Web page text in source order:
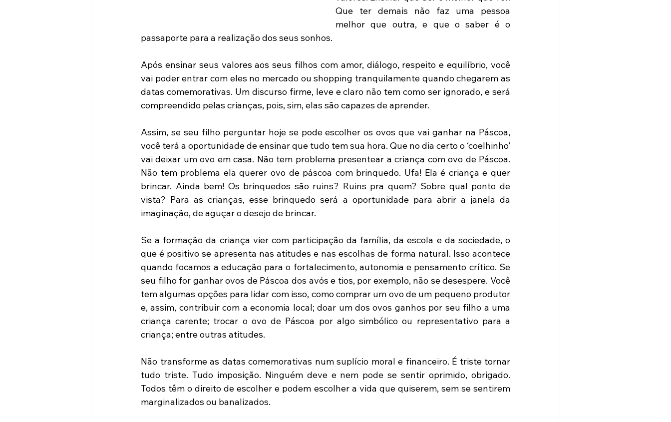
Que ter demais não faz uma pessoa
melhor que outra, e que o saber é o
passaporte para a realização dos seus sonhos.
Após ensinar seus valores aos seus filhos com amor, diálogo, respeito e equilíbrio, você
vai poder entrar com eles no mercado ou shopping tranquilamente quando chegarem as
datas comemorativas. Um discurso firme, leve e claro não tem como ser ignorado, e será
compreendido pelas crianças, pois, sim, elas são capazes de aprender.
Assim, se seu filho perguntar hoje se pode escolher os ovos que vai ganhar na Páscoa,
você terá a oportunidade de ensinar que tudo tem sua hora. Que no dia certo o ‘coelhinho’
vai deixar um ovo em casa. Não tem problema presentear a criança com ovo de Páscoa.
Não tem problema ela querer ovo de páscoa com brinquedo. Ufa! Ela é criança e quer
brincar. Ainda bem! Os brinquedos são ruins? Ruins pra quem? Sobre qual ponto de
vista? Para as crianças, esse brinquedo será a oportunidade para abrir a janela da
imaginação, de aguçar o desejo de brincar.
Se a formação da criança vier com participação da família, da escola e da sociedade, o
que é positivo se apresenta nas atitudes e nas escolhas de forma natural. Isso acontece
quando focamos a educação para o fortalecimento, autonomia e pensamento crítico. Se
seu filho for ganhar ovos de Páscoa dos avós e tios, por exemplo, não se desespere. Você
tem algumas opções para lidar com isso, como comprar um ovo de um pequeno produtor
e, assim, contribuir com a economia local; doar um dos ovos ganhos por seu filho a uma
criança carente; trocar o ovo de Páscoa por algo simbólico ou representativo para a
criança; entre outras atitudes.
Não transforme as datas comemorativas num suplício moral e financeiro. É triste tornar
tudo triste. Tudo imposição. Ninguém deve e nem pode se sentir oprimido, obrigado.
Todos têm o direito de escolher e podem escolher a vida que quiserem, sem se sentirem
marginalizados ou banalizados.